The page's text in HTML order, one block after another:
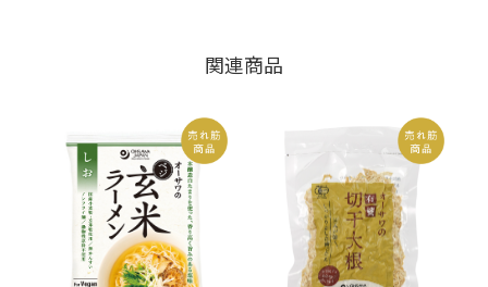
関連商品